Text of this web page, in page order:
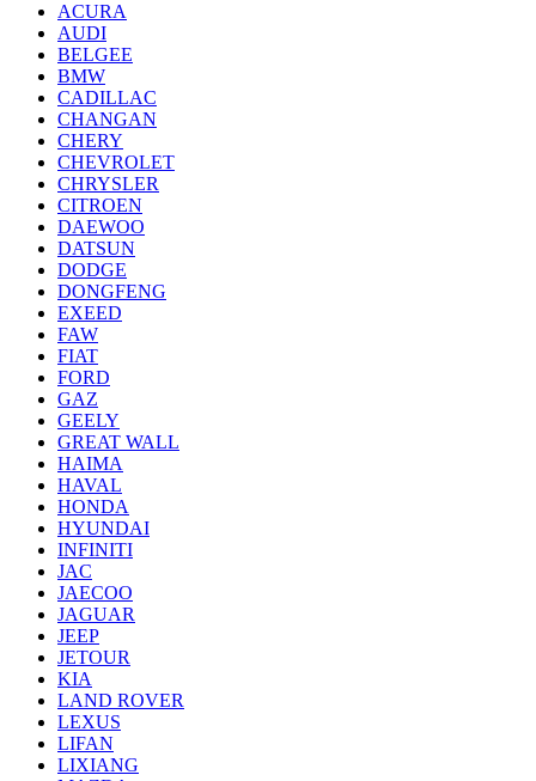
ACURA
AUDI
BELGEE
BMW
CADILLAC
CHANGAN
CHERY
CHEVROLET
CHRYSLER
CITROEN
DAEWOO
DATSUN
DODGE
DONGFENG
EXEED
FAW
FIAT
FORD
GAZ
GEELY
GREAT WALL
HAIMA
HAVAL
HONDA
HYUNDAI
INFINITI
JAC
JAECOO
JAGUAR
JEEP
JETOUR
KIA
LAND ROVER
LEXUS
LIFAN
LIXIANG